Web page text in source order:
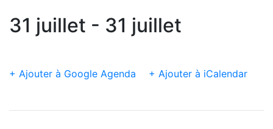
31 juillet - 31 juillet
+ Ajouter à Google Agenda + Ajouter à iCalendar